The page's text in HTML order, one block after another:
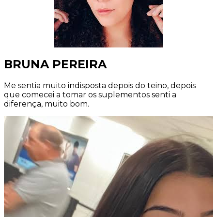
BRUNA PEREIRA
Me sentia muito indisposta depois do teino, depois
que comecei a tomar os suplementos senti a
diferença, muito bom.